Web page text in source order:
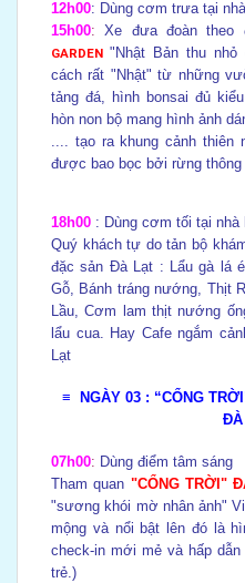
12h00: Dùng cơm trưa tại
15h00:Xe đưa đoàn theo
GARDEN "Nhật Bản thu
cách rất "Nhật" từ những
tảng đá, hình bonsai đủ
hòn non bộ mang hình ảnh
.... tạo ra khung cảnh
được bao bọc bởi rừng thông
18h00 : Dùng cơm tối tại nhà
Quý khách tự dotản bộ
đặc sản Đà Lạt : Lẩu gà lá
Gỗ, Bánh tráng nướng, Thịt
Lầu, Cơm lam thịt nướng
lẩu cua. Hay Cafe ngắm
Lạt
≡ NGÀY 03 : “CỔNG
ĐÀ
07h00: Dùng điểm tâm sáng
Tham quan "CỔNG TRỜI"
"sương khói mờ nhân ảnh"
mộng và nổi bật lên đó là
check-in mới mẻ và hấp
trẻ.)